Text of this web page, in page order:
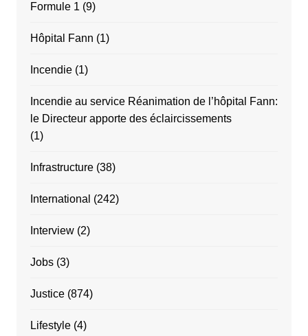
Formule 1 (9)
Hôpital Fann (1)
Incendie(1)
Incendie au service Réanimation de l’hôpital Fann:
le Directeur apporte des éclaircissements
(1)
Infrastructure(38)
International (242)
Interview(2)
Jobs(3)
Justice(874)
Lifestyle(4)